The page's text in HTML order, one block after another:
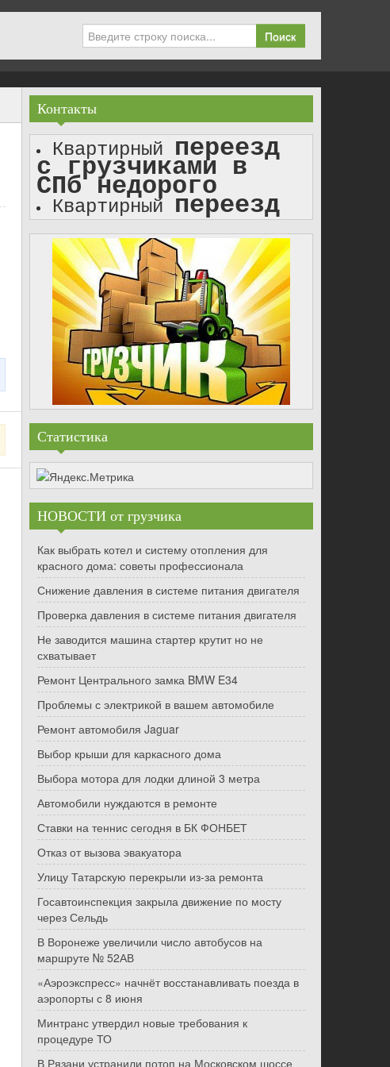
Поиск
Контакты
Квартирный переезд
с грузчиками в
СПб недорого
Квартирный переезд
Статистика
НОВОСТИ от грузчика
Как выбрать котел и систему отопления для
красного дома: советы профессионала
Снижение давления в системе питания двигателя
Проверка давления в системе питания двигателя
Не заводится машина стартер крутит но не
схватывает
Ремонт Центрального замка BMW E34
Проблемы с электрикой в вашем автомобиле
Ремонт автомобиля Jaguar
Выбор крыши для каркасного дома
Выбора мотора для лодки длиной 3 метра
Автомобили нуждаются в ремонте
Ставки на теннис сегодня в БК ФОНБЕТ
Отказ от вызова эвакуатора
Улицу Татарскую перекрыли из-за ремонта
Госавтоинспекция закрыла движение по мосту
через Сельдь
В Воронеже увеличили число автобусов на
маршруте № 52АВ
«Аэроэкспресс» начнёт восстанавливать поезда в
аэропорты с 8 июня
Минтранс утвердил новые требования к
процедуре ТО
В Рязани устранили потоп на Московском шоссе